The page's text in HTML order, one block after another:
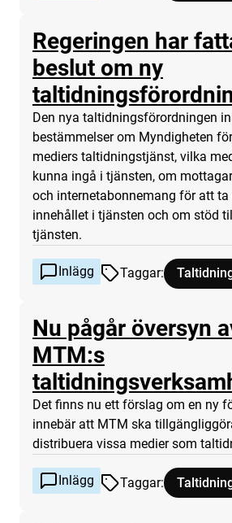
Regeringen har
beslut om ny
Den nya taltidningsförordningen
bestämmelser om Myndigheten
mediers taltidningstjänst, vilka
kunna ingå i tjänsten, om
och internetabonnemang för att ta
innehållet i tjänsten och om stöd
tjänsten.
Inlägg Taggar: Tagg
tillhör
Nu pågår översyn
MTM:s
Det finns nu ett förslag om en ny
innebär att MTM ska
distribuera vissa medier som
Inlägg Taggar: Tagg
tillhör
Nu